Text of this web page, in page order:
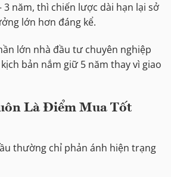
3 năm, thì chiến lược dài hạn lại sở
lớn hơn đáng kể.
lớn nhà đầu tư chuyên nghiệp
bản nắm giữ 5 năm thay vì giao
Là Điểm Mua Tốt
thường chỉ phản ánh hiện trạng